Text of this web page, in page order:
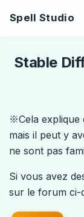
Spell Studio
Stable
※Cela explique
mais il peut y
ne sont pas
Si vous avez
sur le forum ci-